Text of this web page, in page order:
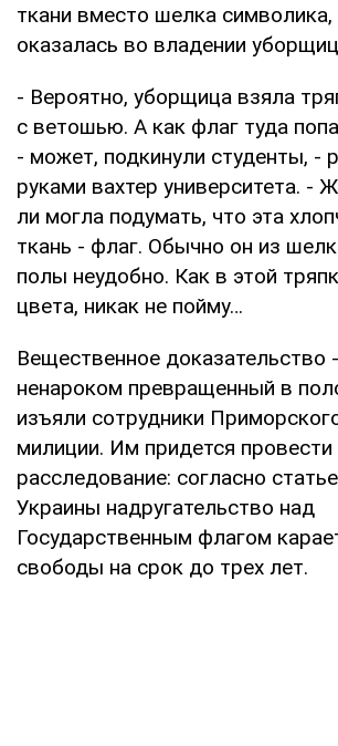
ткани вместо шелка символика,
оказалась во владении
- Вероятно, уборщица взяла
с ветошью. А как флаг туда
- может, подкинули студенты, -
руками вахтер университета. -
ли могла подумать, что эта
ткань - флаг. Обычно он из
полы неудобно. Как в этой
цвета, никак не пойму…
Вещественное доказательство
ненароком превращенный в
изъяли сотрудники
милиции. Им придется провести
расследование: согласно
Украины надругательство над
Государственным флагом
свободы на срок до трех лет.